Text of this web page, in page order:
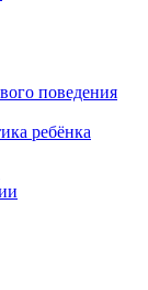
поведения
ребёнка